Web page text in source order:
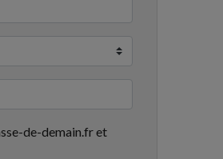
de-demain.fr et